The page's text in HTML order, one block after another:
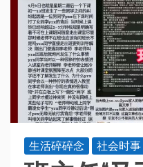
生活碎碎念 社会时事